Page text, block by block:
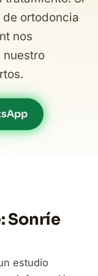
ortodoncia
nos
nuestro
Sonríe
estudio